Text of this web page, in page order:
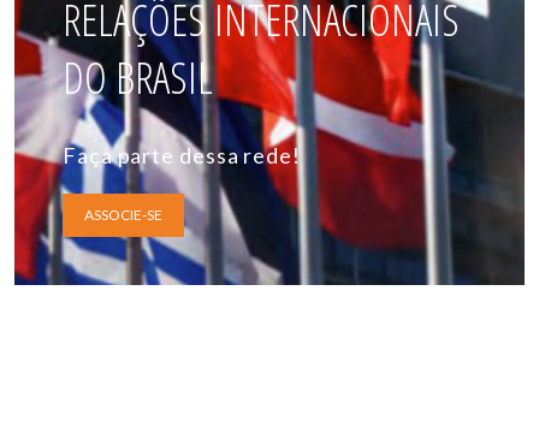
RELAÇÕES INTERNACIONAIS
DO BRASIL
Faça parte dessa rede!
ASSOCIE-SE